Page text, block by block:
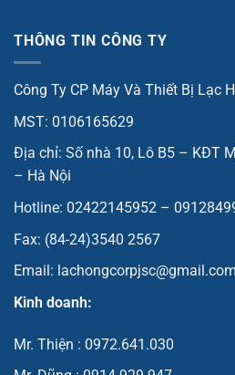
THÔNG TIN CÔNG TY
Công Ty CP Máy Và Thiết Bị Lạc
MST: 0106165629
Địa chỉ: Số nhà 10, Lô B5 – KĐT
– Hà Nội
Hotline: 02422145952 –
Fax: (84-24)3540 2567
Email: lachongcorpjsc@gmail.com
Kinh doanh:
Mr. Thiện : 0972.641.030